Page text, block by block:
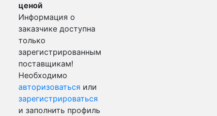
ценой
Информация о
заказчике доступна
только
зарегистрированным
поставщикам!
Необходимо
авторизоваться или
зарегистрироваться
и заполнить профиль